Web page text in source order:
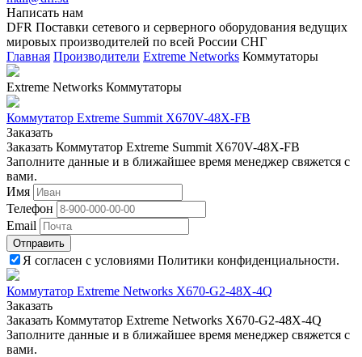
Написать нам
DFR Поставки сетевого и серверного оборудования ведущих
мировых производителей по всей России СНГ
Главная Производители Extreme Networks Коммутаторы
Extreme Networks Коммутаторы
Коммутатор Extreme Summit X670V-48X-FB
Заказать
Заказать Коммутатор Extreme Summit X670V-48X-FB
Заполните данные и в ближайшее время менеджер свяжется с
вами.
Имя
Телефон
Email
Отправить
Я согласен с условиями Политики конфиденциальности.
Коммутатор Extreme Networks X670-G2-48X-4Q
Заказать
Заказать Коммутатор Extreme Networks X670-G2-48X-4Q
Заполните данные и в ближайшее время менеджер свяжется с
вами.